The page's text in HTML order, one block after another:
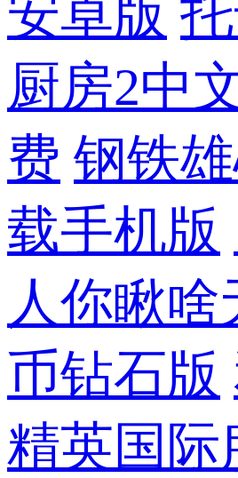
安卓版
厨房2中
费 钢铁
载手机版
人你瞅啥
币钻石版
精英国际